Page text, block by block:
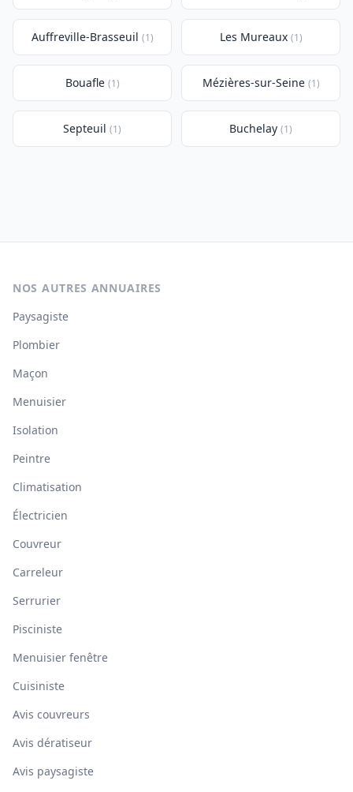
Auffreville-Brasseuil (1) Les Mureaux (1)
Bouafle (1) Mézières-sur-Seine (1)
Septeuil (1) Buchelay (1)
NOS AUTRES ANNUAIRES
Paysagiste
Plombier
Maçon
Menuisier
Isolation
Peintre
Climatisation
Électricien
Couvreur
Carreleur
Serrurier
Pisciniste
Menuisier fenêtre
Cuisiniste
Avis couvreurs
Avis dératiseur
Avis paysagiste